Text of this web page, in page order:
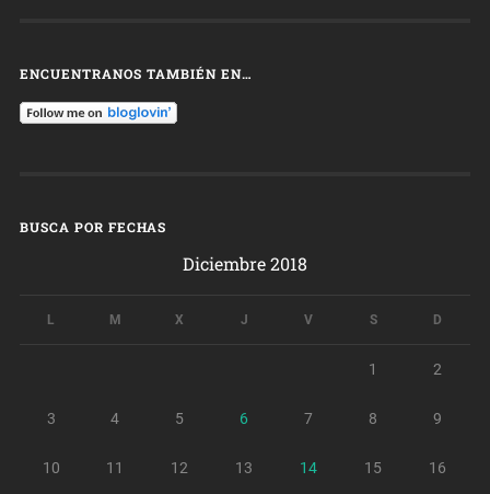
ENCUENTRANOS TAMBIÉN EN…
BUSCA POR FECHAS
Diciembre 2018
L M X J V S D
1 2
3 4 5 6 7 8 9
10 11 12 13 14 15 16